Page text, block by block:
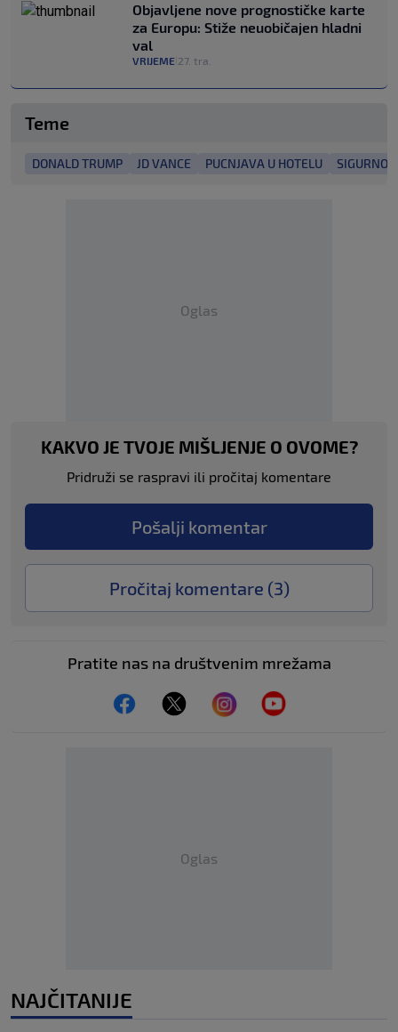
Objavljene nove prognostičke karte
za Europu: Stiže neuobičajen hladni
val
VRIJEME 27. tra.
Teme
DONALD TRUMP JD VANCE PUCNJAVA U HOTELU
Oglas
KAKVO JE TVOJE MIŠLJENJE O OVOME?
Pridruži se raspravi ili pročitaj komentare
Pošalji komentar
Pročitaj komentare (3)
Pratite nas na društvenim mrežama
Oglas
NAJČITANIJE